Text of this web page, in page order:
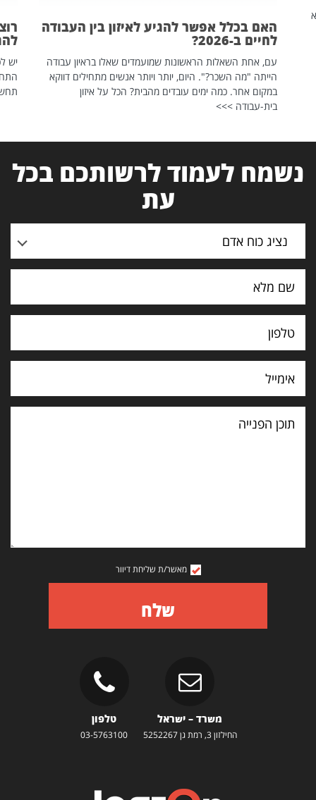
האם בכלל אפשר להגיע לאיזון בין העבודה
לחיים ב-2026?
עם, אחת השאלות הראשונות שמועמדים שאלו בראיון עבודה
הייתה "מה השכר?". היום, יותר ויותר אנשים מתחילים דווקא
במקום אחר. כמה ימים עובדים מהבית? הכל על איזון
בית-עבודה >>>
יש
נשמח לעמוד לרשותכם בכל
עת
נציג כוח אדם
תוכן
הפנייה
מאשר/ת שליחת דיוור
שלח
משרד – ישראל
החילזון 3, רמת גן 5252267
טלפון
03-5763100